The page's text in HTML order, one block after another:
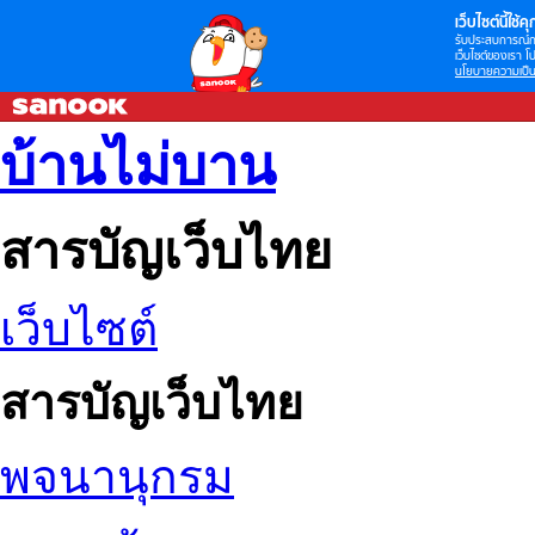
เว็บไซต์นี้ใช้คุ
รับประสบการณ์
เว็บไซต์ของเรา
นโยบายความเป็
บ้านไม่บาน
สารบัญเว็บไทย
เว็บไซต์
สารบัญเว็บไทย
พจนานุกรม